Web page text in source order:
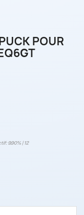
POUR
9.90% | 12